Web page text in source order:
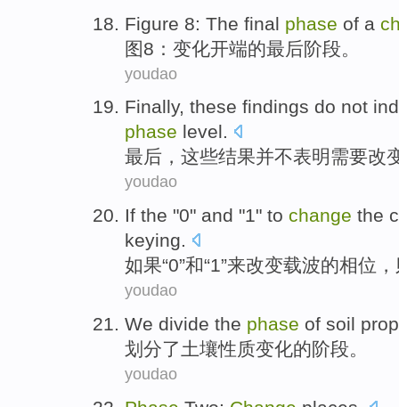
Figure 8: The final phase of a
图8 ： 变化开端的最后阶段 。
youdao
Finally, these findings do not
phase level.
最后 ， 这些结果并不表明需要改
youdao
If the "0" and "1" to change the
keying.
如果“0”和“1”来改变载波的相位
youdao
We divide the phase of soil
划分了 土壤性质变化的阶段。
youdao